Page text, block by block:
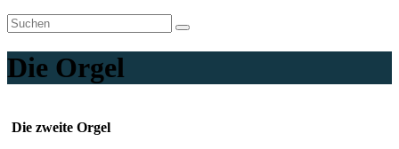
Die Orgel
Die zweite Orgel